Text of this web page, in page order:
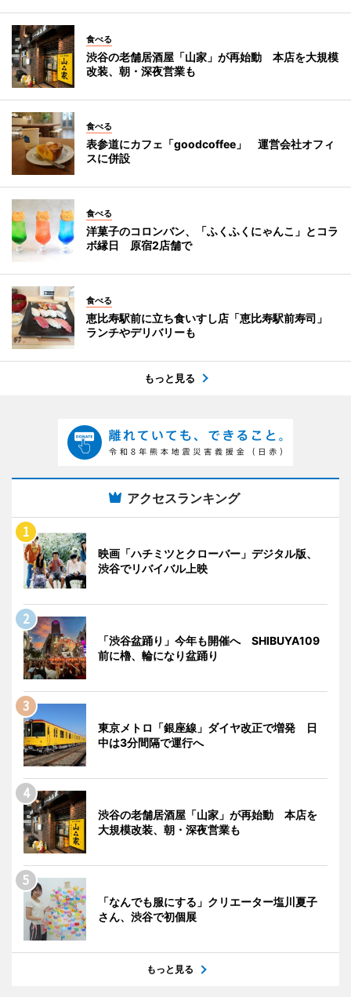
食べる
渋谷の老舗居酒屋「山家」が再始動 本店を大規模
改装、朝・深夜営業も
食べる
表参道にカフェ「goodcoffee」 運営会社オフィ
スに併設
食べる
洋菓子のコロンバン、「ふくふくにゃんこ」とコラ
ボ縁日 原宿2店舗で
食べる
恵比寿駅前に立ち食いすし店「恵比寿駅前寿司」
ランチやデリバリーも
もっと見る
アクセスランキング
映画「ハチミツとクローバー」デジタル版、
渋谷でリバイバル上映
「渋谷盆踊り」今年も開催へ SHIBUYA109
前に櫓、輪になり盆踊り
東京メトロ「銀座線」ダイヤ改正で増発 日
中は3分間隔で運行へ
渋谷の老舗居酒屋「山家」が再始動 本店を
大規模改装、朝・深夜営業も
「なんでも服にする」クリエーター塩川夏子
さん、渋谷で初個展
もっと見る